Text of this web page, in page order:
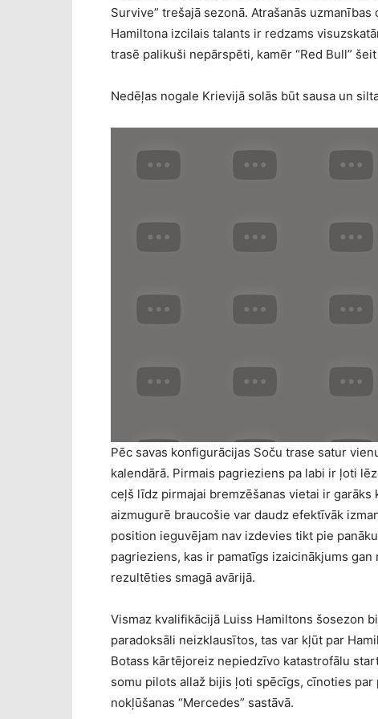
Survive” trešajā sezonā. Atrašanās
Hamiltona izcilais talants ir redzams
trasē palikuši nepārspēti, kamēr “Red Bull”
Nedēļas nogale Krievijā solās būt sausa un
Pēc savas konfigurācijas Soču trase satur
kalendārā. Pirmais pagrieziens pa labi ir ļoti
ceļš līdz pirmajai bremzēšanas vietai ir
aizmugurē braucošie var daudz efektīvāk
position ieguvējam nav izdevies tikt pie
pagrieziens, kas ir pamatīgs izaicinākjums
rezultēties smagā avārijā.
Vismaz kvalifikācijā Luiss Hamiltons šosezon
paradoksāli neizklausītos, tas var kļūt par
Botass kārtējoreiz nepiedzīvo katastrofālu
somu pilots allaž bijis ļoti spēcīgs, cīnoties par
nokļūšanas “Mercedes” sastāvā.